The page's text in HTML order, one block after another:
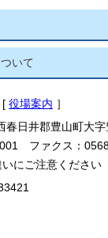
いて
[ 役場案内 ］
日井郡豊山町大字
ファクス：
にご注意ください